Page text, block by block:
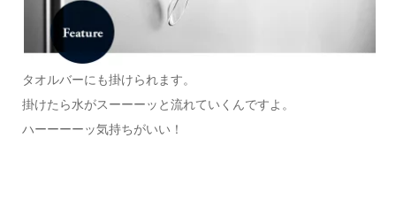
タオルバーにも掛けられます。
掛けたら水がスーーーッと流れていくんですよ。
ハーーーーッ気持ちがいい！